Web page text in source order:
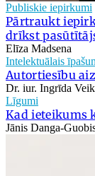
Publiskie iepirkumi
Pārtraukt
drīkst
Elīza Madsena
Intelektuālais
Autortiesību
Dr. iur. Ingrīda
Līgumi
Kad ieteikums
Jānis Danga-